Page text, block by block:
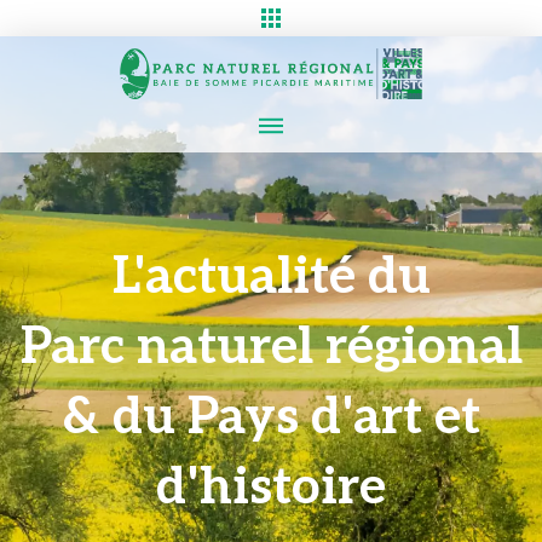
L'actualité du
Parc naturel régional
& du Pays d'art et
d'histoire